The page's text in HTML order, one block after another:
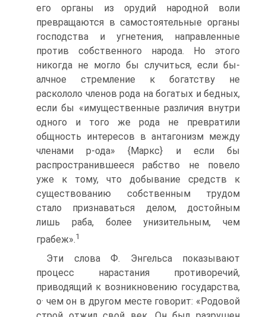
его органы из орудий народной воли
превращаются в самостоятельные органы
господства и угнетения, направлен­ные
против собственного народа. Но этого
никогда не могло бы случиться, если бы-
алчное стремление к богатству не
раскололо членов рода на богатых и бедных,
если бы «иму­щественные различия внутри
одного и того же рода не пре­вратили
общность интересов в антагонизм между
членами р-ода» {Маркс} и если бы
распространившееся рабство не повело
уже к тому, что добывание средств к
существованию собственным трудом
стало признаваться делом, достойным
лишь раба, более унизительным, чем
грабеж».1
Эти слова Ф. Энгельса показывают
процесс нарастания противоречий,
приводящий к возникновению государства,
о· чем он в другом месте говорит: «Родовой